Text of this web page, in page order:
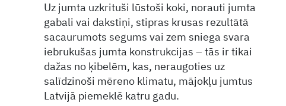
Uz jumta uzkrituši lūstoši koki, norauti jumta
gabali vai dakstiņi, stipras krusas rezultātā
sacaurumots segums vai zem sniega svara
iebrukušas jumta konstrukcijas – tās ir tikai
dažas no ķibelēm, kas, neraugoties uz
salīdzinoši mēreno klimatu, mājokļu jumtus
Latvijā piemeklē katru gadu.